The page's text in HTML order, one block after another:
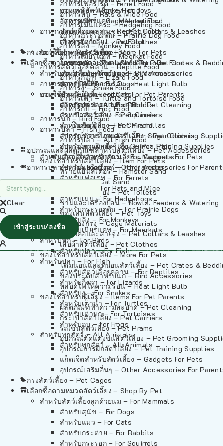
อาหารเฟอร์เร็ต – Ferret Food
อาหารหนู – Rats & Mice Food
อาหารเม่นแคระ – Hedgehog Food
อาหารกระรอกดิน – Prairie Dog Food
อาหารลิง – Monkey Food
อาหารเมียร์แคท – Meerkat Food
อาหารสัตว์เลี้อยคลาน – Reptile Food
อาหารกิ้งก่า – Lizard Food
อาหารงู – Snake Food
อาหารเต่า – Turtle and Tortoise Food
อาหารกบ – Frog Food
อาหารนก – Bird Food
อาหารปลา – Fish Food
อาหารปลา – All Fish Food
อุปกรณและผลิตภัณฑ์สำหรับสัตว์เลี้ยง – Pet Accessories
ของใช้สำหรับสัตว์เลี้ยง – Item For Pets
ทรายแฮมสเตอร์ – Hamster Sand
ทรายแมว – Cat Sand
ห้องน้ำสัตว์เลี้ยง – Pet Toilets
ชามและเครื่องป้อน – Bowls, Feeders & Watering
ของเล่นสัตว์เลี้ยง – Pet Toys
วัสดุรองกรง – Cage Materials
ปลอกคอและสายจูง – Pet Collars & Leashes
เสื้อผ้าสัตว์เลี้ยง – Pet Clothes
ของใช้สำหรับสัตว์เลี้ยง – More For Pets
โดมนอนและที่นอนสัตว์เลี้ยง – Pet Crates &
ของประดับสำหรับนก – Bird Accessories
หลอดไฟให้ความร้อน – Heat Light Bulb
ของใช้สำหรับผู้เลี้ยง – Items For Pet Parents
ผลิตภัณฑ์ทำความสะอาด – Pet Cleaning
กระเป๋าสัตว์เลี้ยง – Pet Carriers
รถเข็นสัตว์เลี้ยง – Pet Prams
อุปกรณ์ตัดแต่งขนสัตว์เลี้ยง – Pet Grooming
อุปกรณ์การฝึกสัตว์เลี้ยง – Pet Training Supplies
แก็ดเจ็ตสำหรับสัตว์เลี้ยง – Gadgets For Pets
อุปกรณ์เสริมอื่นๆ – Other Accessories For
กรงสัตว์เลี้ยง – Pet Cages
เลือกซื้อตามหมวดสัตว์เลี้ยง – Shop By Pet
สำหรับสัตว์เลี้ยงลูกด้วยนม – For Mammals
สำหรับสุนัข – For Dogs
สำหรับแมว – For Cats
สำหรับกระต่าย – For Rabbits
สำหรับกระรอก – For Squirrels
อาหารลิง – Monkey Food
อาหารเมียร์แคท – Meerkat Food
อาหารสัตว์เลี้อยคลาน – Reptile Food
อาหารกิ้งก่า – Lizard Food
อาหารงู – Snake Food
อาหารเต่า – Turtle and Tortoise Food
อาหารกบ – Frog Food
อาหารนก – Bird Food
อาหารปลา – Fish Food
อาหารปลา – All Fish Food
ของเล่นสัตว์เลี้ยง – Pet Toys
วัสดุรองกรง – Cage Materials
ปลอกคอและสายจูง – Pet Collars & Leashes
เสื้อผ้าสัตว์เลี้ยง – Pet Clothes
ของใช้สำหรับสัตว์เลี้ยง – More For Pets
โดมนอนและที่นอนสัตว์เลี้ยง – Pet Crates &
ของประดับสำหรับนก – Bird Accessories
หลอดไฟให้ความร้อน – Heat Light Bulb
ของใช้สำหรับผู้เลี้ยง – Items For Pet Parents
ผลิตภัณฑ์ทำความสะอาด – Pet Cleaning
กระเป๋าสัตว์เลี้ยง – Pet Carriers
รถเข็นสัตว์เลี้ยง – Pet Prams
อุปกรณ์ตัดแต่งขนสัตว์เลี้ยง – Pet Grooming
อุปกรณ์การฝึกสัตว์เลี้ยง – Pet Training Supplies
แก็ดเจ็ตสำหรับสัตว์เลี้ยง – Gadgets For Pets
อุปกรณ์เสริมอื่นๆ – Other Accessories For
กรงสัตว์เลี้ยง – Pet Cages
เลือกซื้อตามหมวดสัตว์เลี้ยง – Shop By Pet
สำหรับสัตว์เลี้ยงลูกด้วยนม – For Mammals
สำหรับสุนัข – For Dogs
สำหรับแมว – For Cats
สำหรับกระต่าย – For Rabbits
สำหรับกระรอก – For Squirrels
สำหรับชินชิล่า – For Chinchillas
สำหรับชูการ์ไกลเดอร์ – For Sugar Gliders
สำหรับหนูแกสบี้ – For Guinea Pigs
สำหรับสัตว์เลี้ยงลูกด้วยนม – For Mammals
สำหรับแฮมสเตอร์ – For Hamsters
สำหรับเฟอเรท – For Ferrets
สำหรับหนู – For Rats and Mice
สำหรับเม่น – For Hedgehogs
สำหรับกระรอกดิน – For Prairie Dogs
สำหรับลิง – For Monkeys
สำหรับเมียร์แคท – For Meerkats
สำหรับนก – For Birds
สำหรับปลา – For Fish
สำหรับปลา – For Fish
สำหรับสัตว์เลื้อยคลาน – For Reptiles
สำหรับกิ้งก่า – For Lizards
สำหรับงู – For Snakes
สำหรับเต่าน้ำ – For Turtles
สำหรับเต่าบก – For Tortoises
สำหรับกบ – For Frogs
สำหรับทุกสัตว์ – All Animals
สำหรับทุกสัตว์ – All Animals
อาหารปลา – Fish Food
Clear
เข้าสู่ระบบ/ลงชื่อ